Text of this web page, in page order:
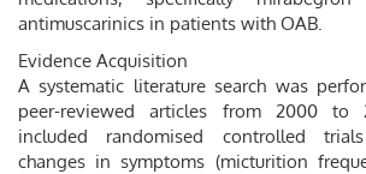
antimuscarinics in patients with OAB.
Evidence Acquisition
A systematic literature search was
peer-reviewed articles from 2000 to
included randomised controlled
changes in symptoms (micturition